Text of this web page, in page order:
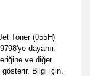
Toner (055H)
dayanır.
ve diğer
gösterir. Bilgi için,